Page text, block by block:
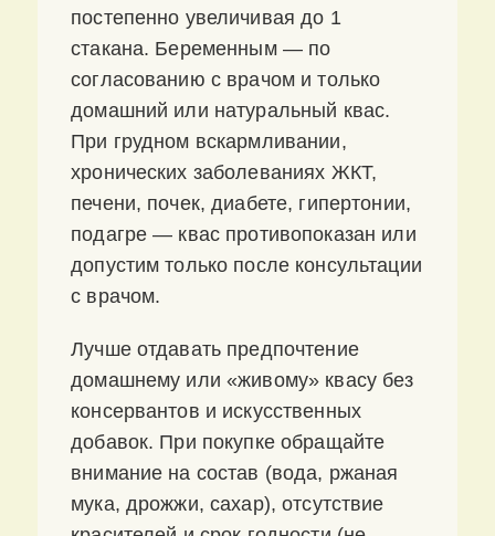
постепенно увеличивая до 1
стакана. Беременным — по
согласованию с врачом и только
домашний или натуральный квас.
При грудном вскармливании,
хронических заболеваниях ЖКТ,
печени, почек, диабете, гипертонии,
подагре — квас противопоказан или
допустим только после консультации
с врачом.
Лучше отдавать предпочтение
домашнему или «живому» квасу без
консервантов и искусственных
добавок. При покупке обращайте
внимание на состав (вода, ржаная
мука, дрожжи, сахар), отсутствие